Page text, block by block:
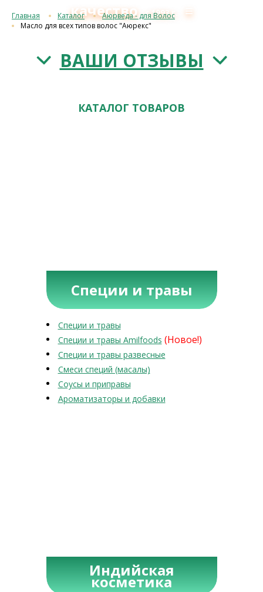
качествос 1993 г. ≡
Главная Каталог
Аюрведа - для Волос
Масло для всех типов волос "Аюрекс"
ВАШИ ОТЗЫВЫ
КАТАЛОГ ТОВАРОВ
Специи и травы
Специи и травы
Специи и травы Amilfoods (Новое!)
Специи и травы развесные
Смеси специй (масалы)
Соусы и приправы
Ароматизаторы и добавки
Индийская
косметика